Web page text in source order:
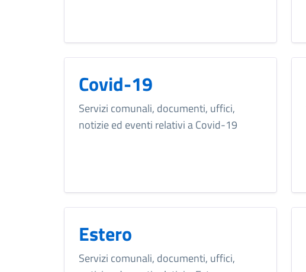
Covid-19
Servizi comunali, documenti, uffici,
notizie ed eventi relativi a Covid-19
Estero
Servizi comunali, documenti, uffici,